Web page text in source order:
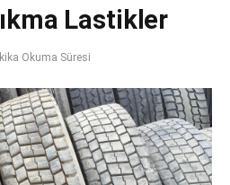
Lastikler
Okuma Süresi